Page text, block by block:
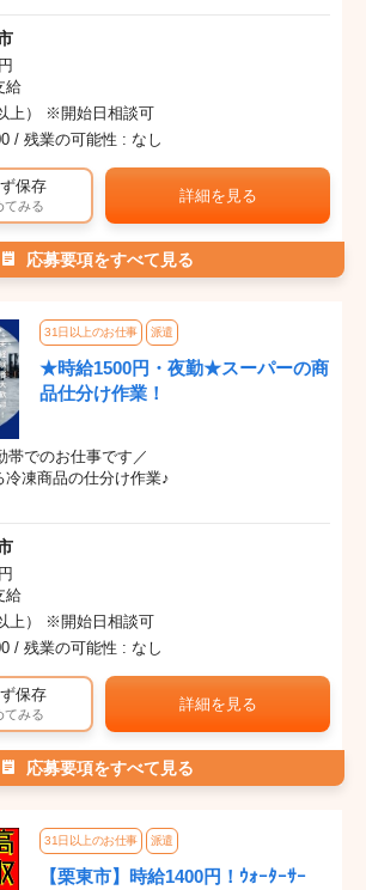
給
上） ※開始日相談可
/ 残業の可能性 : なし
保存
てみる
詳細を見る
応募要項をすべて見る
31日以上のお仕事 派遣
★時給1500円・夜勤★スーパーの商
品仕分け作業！
帯でのお仕事です／
冷凍商品の仕分け作業♪
給
上） ※開始日相談可
/ 残業の可能性 : なし
保存
てみる
詳細を見る
応募要項をすべて見る
31日以上のお仕事 派遣
【栗東市】時給1400円！ｳｫｰﾀｰｻｰ